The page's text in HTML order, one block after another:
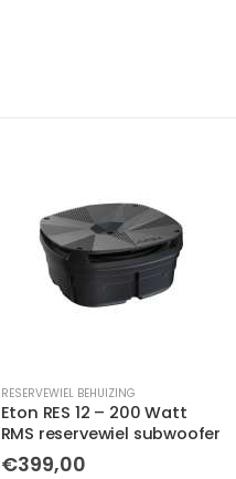
ACTIEVE BEHUIZING
Hifonics ZX82A – compact
– 200 Watt RMS vermogen
€229,00